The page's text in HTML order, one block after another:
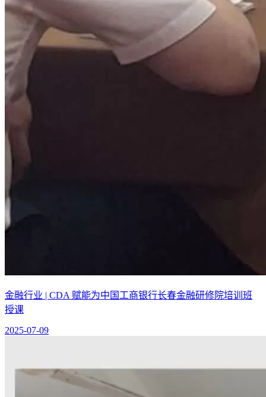
金融行业 | CDA 赋能为中国工商银行长春金融研修院培训班
授课
2025-07-09